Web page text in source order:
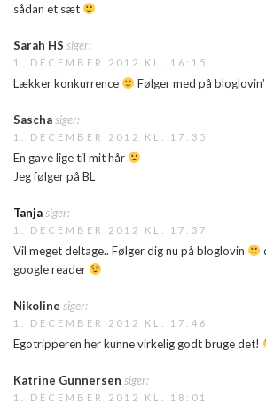
sådan et sæt
Sarah HS siger:
1. DECEMBER 2012 KL. 16:15
Lækker konkurrence Følger med på bloglovin’
Saschasiger:
1. DECEMBER 2012 KL. 17:35
En gave lige til mit hår
Jeg følger på BL
Tanjasiger:
1. DECEMBER 2012 KL. 17:37
Vil meget deltage.. Følger dig nu på bloglovin
google reader
Nikoline siger:
1. DECEMBER 2012 KL. 17:46
Egotripperen her kunne virkelig godt bruge det!
Katrine Gunnersen siger:
1. DECEMBER 2012 KL. 18:01